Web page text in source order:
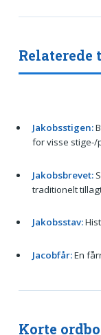
Relaterede
Jakobsstigen:
for visse stige-/
Jakobsbrevet:
traditionelt tillagt
Jakobsstav:
Jacobfår:En
Korte